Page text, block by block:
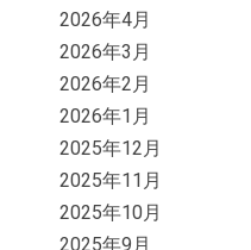
2026年4月
2026年3月
2026年2月
2026年1月
2025年12月
2025年11月
2025年10月
2025年9月